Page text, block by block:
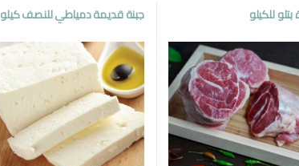
للكيلو جبنة قديمة دمياطي للنصف كيلو